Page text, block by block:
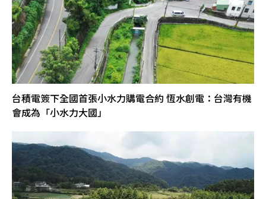
台積電簽下全國首張小水力購電合約 恆水創電：台灣有機
會成為「小水力大國」